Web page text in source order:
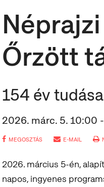
Őrzött
154 év
2026. márc. 5. 10:00
MEGOSZTÁS E-MAIL
2026. március 5-én,
napos, ingyenes